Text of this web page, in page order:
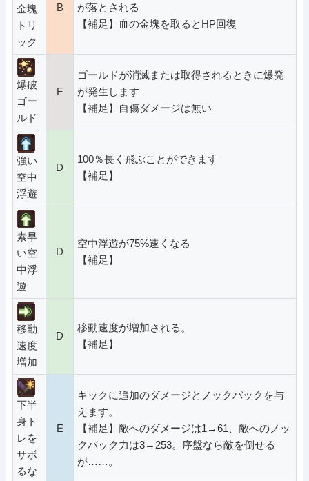
金塊
トリ
ック
B
が落とされる
【補足】血の金塊を取るとHP回復
爆破
ゴー
ルド
F
ゴールドが消滅または取得されるときに爆発
が発生します
【補足】自傷ダメージは無い
強い
空中
浮遊
D
100％長く飛ぶことができます
【補足】
素早
い空
中浮
遊
D
空中浮遊が75%速くなる
【補足】
移動
速度
増加
D
移動速度が増加される。
【補足】
下半
身ト
レを
サボ
るな
E
キックに追加のダメージとノックバックを与
えます。
【補足】敵へのダメージは1→61、敵へのノッ
クバック力は3→253。序盤なら敵を倒せる
が……。